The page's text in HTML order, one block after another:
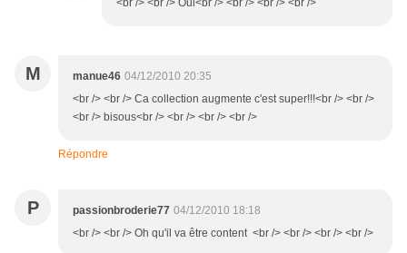
<br /> <br /> Oui<br /> <br /> <br /> <br />
M manue46 04/12/2010 20:35
<br /> <br /> Ca collection augmente c'est super!!!<br /> <br />
<br /> bisous<br /> <br /> <br /> <br />
Répondre
P passionbroderie77 04/12/2010 18:18
<br /> <br /> Oh qu'il va être content <br /> <br /> <br /> <br />